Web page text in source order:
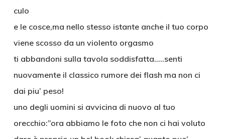
culo
e le cosce,ma nello stesso istante anche il tuo corpo
viene scosso da un violento orgasmo
ti abbandoni sulla tavola soddisfatta…..senti
nuovamente il classico rumore dei flash ma non ci
dai piu’ peso!
uno degli uomini si avvicina di nuovo al tuo
orecchio:”ora abbiamo le foto che non ci hai voluto